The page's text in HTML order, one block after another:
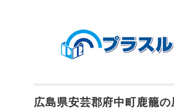
広島県安芸郡府中町鹿籠の